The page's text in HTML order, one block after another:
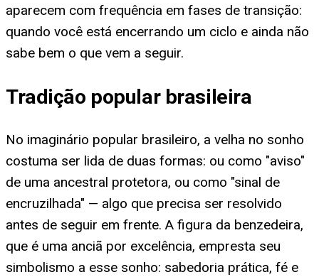
aparecem com frequência em fases de transição:
quando você está encerrando um ciclo e ainda não
sabe bem o que vem a seguir.
Tradição popular brasileira
No imaginário popular brasileiro, a velha no sonho
costuma ser lida de duas formas: ou como "aviso"
de uma ancestral protetora, ou como "sinal de
encruzilhada" — algo que precisa ser resolvido
antes de seguir em frente. A figura da benzedeira,
que é uma anciã por excelência, empresta seu
simbolismo a esse sonho: sabedoria prática, fé e